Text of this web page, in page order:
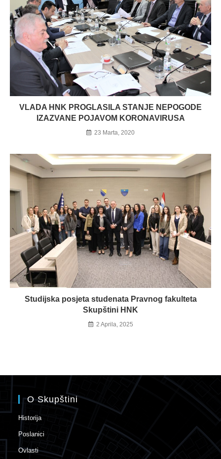
VLADA HNK PROGLASILA STANJE NEPOGODE
IZAZVANE POJAVOM KORONAVIRUSA
23 Marta, 2020
Studijska posjeta studenata Pravnog fakulteta
Skupštini HNK
2 Aprila, 2025
O Skupštini
Historija
Poslanici
Ovlasti